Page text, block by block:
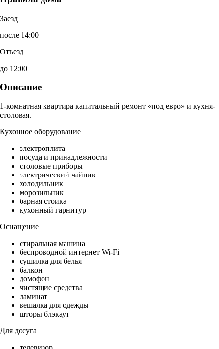
Заезд
после 14:00
Отъезд
до 12:00
Описание
1-комнатная квартира капитальный ремонт «под евро» и кухня-
столовая.
Кухонное оборудование
электроплита
посуда и принадлежности
столовые приборы
электрический чайник
холодильник
морозильник
барная стойка
кухонный гарнитур
Оснащение
стиральная машина
беспроводной интернет Wi-Fi
сушилка для белья
балкон
домофон
чистящие средства
ламинат
вешалка для одежды
шторы блэкаут
Для досуга
телевизор